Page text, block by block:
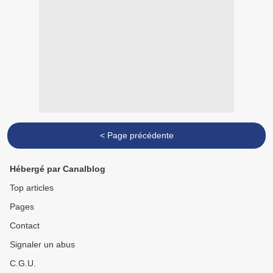
< Page précédente
Hébergé par Canalblog
Top articles
Pages
Contact
Signaler un abus
C.G.U.